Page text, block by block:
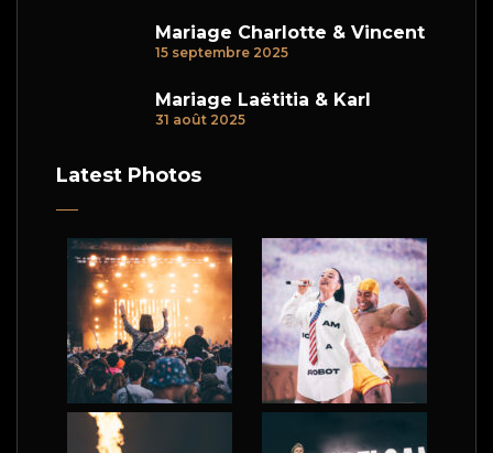
Mariage Charlotte & Vincent
15 septembre 2025
Mariage Laëtitia & Karl
31 août 2025
Latest Photos